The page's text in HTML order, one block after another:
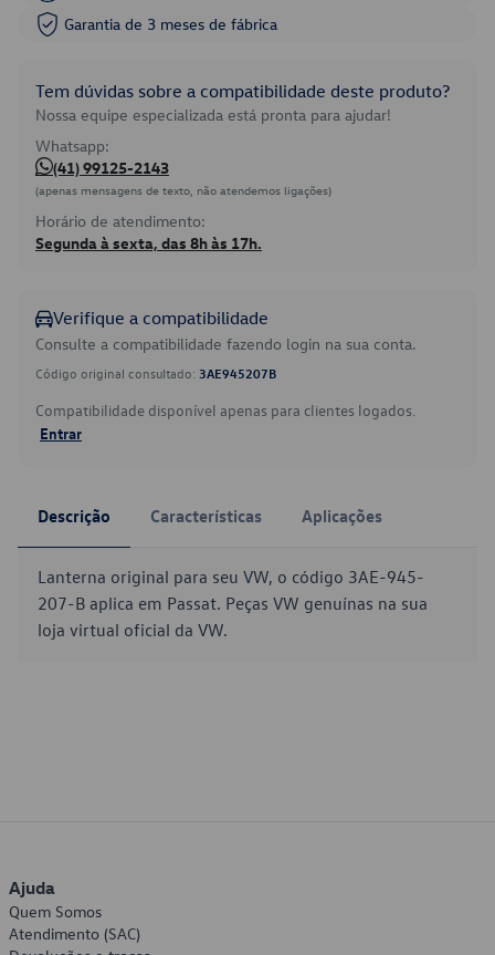
Garantia de 3 meses de fábrica
Tem dúvidas sobre a compatibilidade deste produto?
Nossa equipe especializada está pronta para ajudar!
Whatsapp:
(41) 99125-2143
(apenas mensagens de texto, não atendemos ligações)
Horário de atendimento:
Segunda à sexta, das 8h às 17h.
Verifique a compatibilidade
Consulte a compatibilidade fazendo login na sua conta.
Código original consultado: 3AE945207B
Compatibilidade disponível apenas para clientes logados.
Entrar
Descrição Características Aplicações
Lanterna original para seu VW, o código 3AE-945-
207-B aplica em Passat. Peças VW genuínas na sua
loja virtual oficial da VW.
Ajuda
Quem Somos
Atendimento (SAC)